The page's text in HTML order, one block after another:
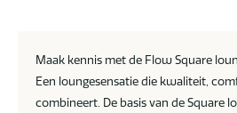
Maak kennis met de Flow Square
Een loungesensatie die kwaliteit,
combineert. De basis van de Square